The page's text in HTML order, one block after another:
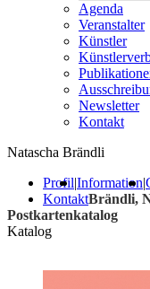
Agenda
Veranstalter
Künstler
Newsletter
Kontakt
Natascha Brändli
Profil|Information|
KontaktBrändli,
Postkartenkatalog
Katalog